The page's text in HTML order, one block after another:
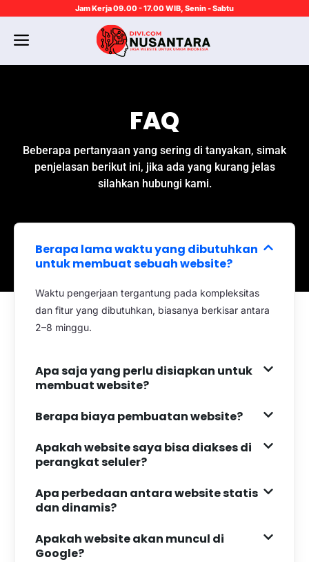
Jam Kerja 09.00 - 17.00 WIB, Senin - Sabtu
FAQ
Beberapa pertanyaan yang sering di tanyakan, simak
penjelasan berikut ini, jika ada yang kurang jelas
silahkan hubungi kami.
Berapa lama waktu yang dibutuhkan
untuk membuat sebuah website?
Waktu pengerjaan tergantung pada kompleksitas
dan fitur yang dibutuhkan, biasanya berkisar antara
2–8 minggu.
Apa saja yang perlu disiapkan untuk
membuat website?
Berapa biaya pembuatan website?
Apakah website saya bisa diakses di
perangkat seluler?
Apa perbedaan antara website statis
dan dinamis?
Apakah website akan muncul di
Google?